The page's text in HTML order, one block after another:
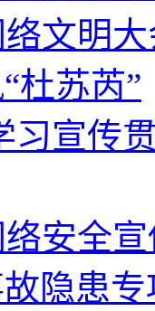
文明
杜苏芮”
习宣传
安全
隐患